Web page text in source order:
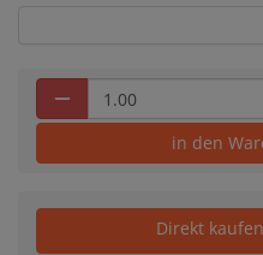
in den
Direkt